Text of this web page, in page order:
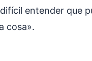
entender que
cosa».